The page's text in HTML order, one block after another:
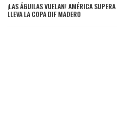
¡LAS ÁGUILAS VUELAN! AMÉRICA
LLEVA LA COPA DIF MADERO